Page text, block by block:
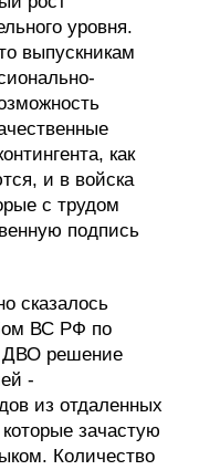
уровня.
выпускникам
как
и в войска
с трудом
подпись
сказалось
ВС РФ по
ДВО решение
-
из отдаленных
зачастую
Количество